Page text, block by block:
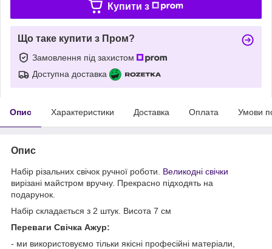
Купити з
Що таке купити з Пром?
Замовлення під захистом
Доступна доставка
Опис Характеристики Доставка Оплата Умови
Опис
Набір різальних свічок ручної роботи. Великодні свічки
вирізані майстром вручну. Прекрасно підходять на
подарунок.
Набір складається з 2 штук. Висота 7 см
Переваги Свічка Ажур:
- ми використовуємо тільки якісні професійні матеріали,